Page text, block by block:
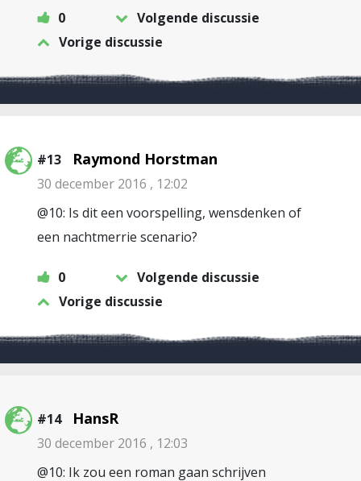
0
Volgende discussie
Vorige discussie
#13 Raymond Horstman
30 december 2016 , 12:02
@10: Is dit een voorspelling, wensdenken of
een nachtmerrie scenario?
0
Volgende discussie
Vorige discussie
#14 HansR
30 december 2016 , 12:03
@10: Ik zou een roman gaan schrijven